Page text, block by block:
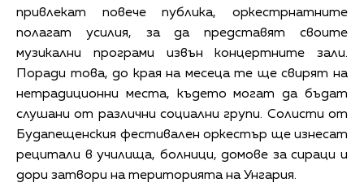
привлекат повече публика, оркестрнатните
полагат усилия, за да представят своите
музикални програми извън концертните зали.
Поради това, до края на месеца те ще свирят на
нетрадиционни места, където могат да бъдат
слушани от различни социални групи. Солисти от
Будапещенския фестивален оркестър ще изнесат
рецитали в училища, болници, домове за сираци и
дори затвори на територията на Унгария.